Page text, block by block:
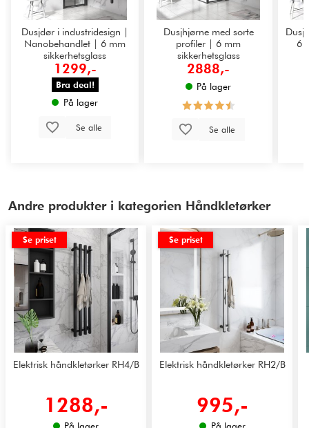
Dusjdør i industridesign |
Nanobehandlet | 6 mm
sikkerhetsglass
1299,-
Bra deal!
På lager
Se alle
Dusjhjørne med sorte
profiler | 6 mm
sikkerhetsglass
2888,-
På lager
Se alle
6
Andre produkter i kategorien Håndkletørker
Se priset
Elektrisk håndkletørker RH4/B
1288,-
Se priset
Elektrisk håndkletørker RH2/B
995,-